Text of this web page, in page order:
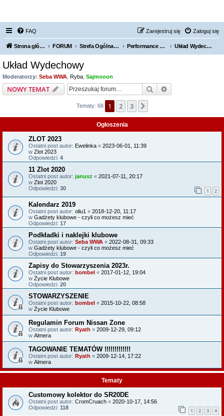
FAQ Zaloguj się
Zarejestruj się
Strona główna KLUBU FORUM Strefa Ogólna Forum Nissan Zone Performance Garage - czyli jak wzmacniamy swoje auta Układ Wydechowy
Układ Wydechowy
Moderatorzy: Seba WWA Ryba Sajmooon
NOWY TEMAT Szukaj
Tematy: 68 1 2 3
Ogłoszenia
ZLOT 2023
Ostatni post autor: Ewelinka « 2023-06-01, 11:39
w Zlot 2023
Odpowiedzi: 4
11 Zlot 2020
Ostatni post autor: janusz « 2021-07-11, 20:17
w Zlot 2020
Odpowiedzi: 30 1 2
Kalendarz 2019
Ostatni post autor: oliu1 « 2018-12-20, 11:17
w Gadżety klubowe - czyli co możesz mieć
Odpowiedzi: 17
Podkładki i naklejki klubowe
Ostatni post autor: Seba WWA « 2022-08-31, 09:33
w Gadżety klubowe - czyli co możesz mieć
Odpowiedzi: 19
Zapisy do Stowarzyszenia 2023r.
Ostatni post autor: bombel « 2017-01-12, 19:04
w Życie Klubowe
Odpowiedzi: 20
STOWARZYSZENIE
Ostatni post autor: bombel « 2015-10-22, 08:58
w Życie Klubowe
Regulamin Forum Nissan Zone
Ostatni post autor: Ryath « 2009-12-29, 09:12
w Almera
TAGOWANIE TEMATÓW !!!!!!!!!!!!!
Ostatni post autor: Ryath « 2009-12-14, 17:22
w Almera
Tematy
Customowy kolektor do SR20DE
Ostatni post autor: CromCruach « 2020-10-17, 14:56
Odpowiedzi: 118 1 2 3 4